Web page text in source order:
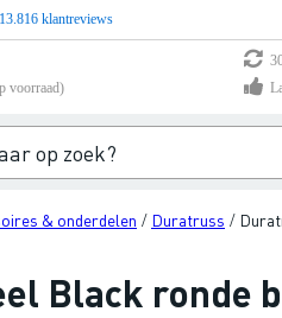
klantreviews
voorraad)
& onderdelen / Duratruss /
Black ronde